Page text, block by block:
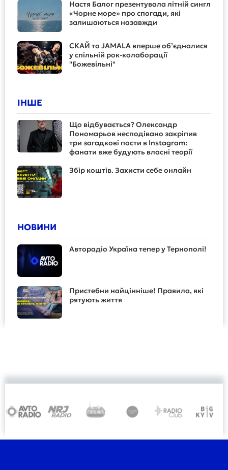
Настя Балог презентувала літній сингл
«Чорне море» про спогади, які
залишаються назавжди
СКАЙ та JAMALA вперше об’єдналися
у спільній рок-колаборації
"Божевільні"
ІНШЕ
Що відбувається? Олександр
Пономарьов несподівано закріпив
три загадкові пости в Instagram:
фанати вже будують власні теорії
Збір коштів. Захисти себе онлайн
НОВИНИ
Авторадіо Україна тепер у Тернополі!
Пристебни найцінніше! Правила, які
рятують життя